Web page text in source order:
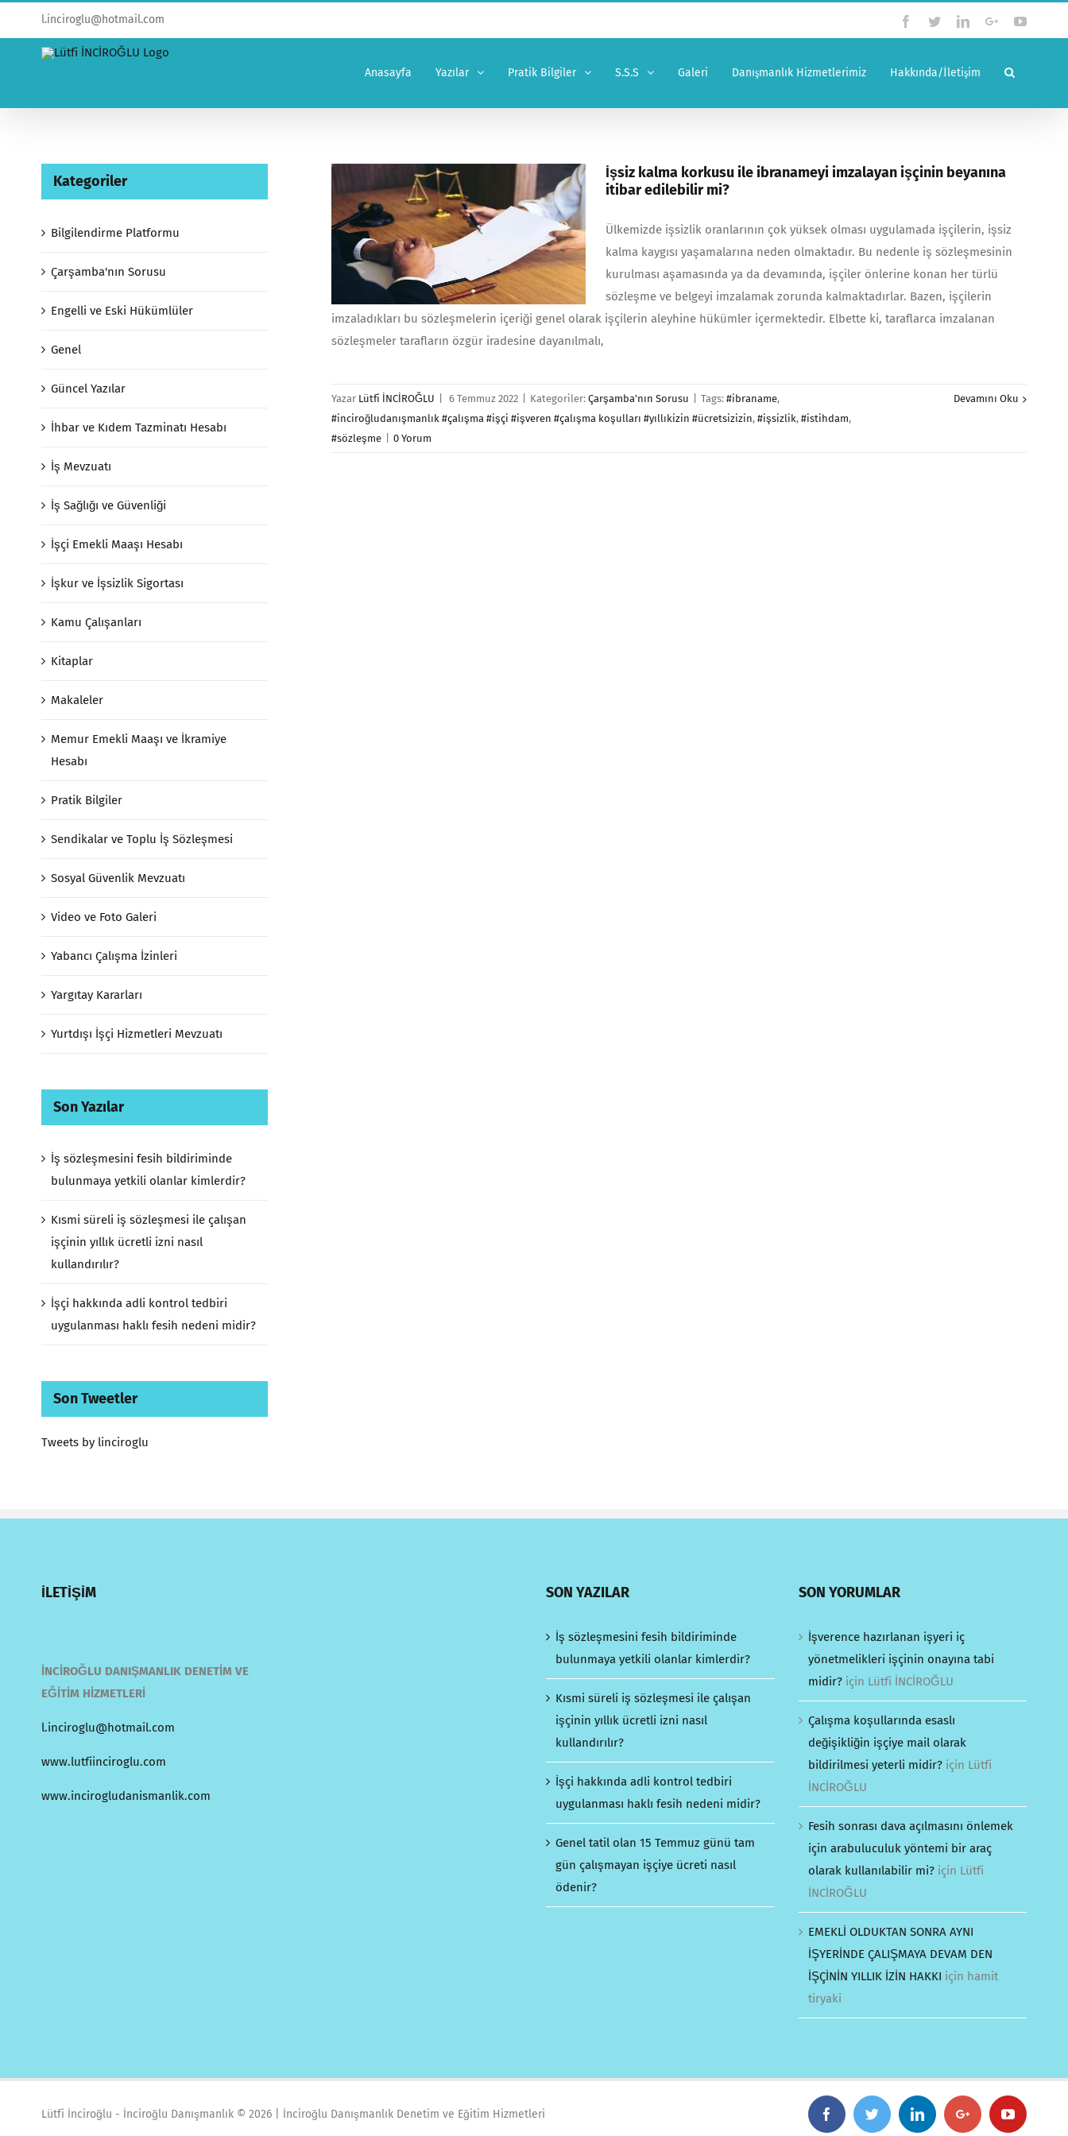
l.inciroglu@hotmail.com Facebook
TwitterLinkedinGoogle+
Anasayfa Yazılar Pratik Bilgiler S.S.S Galeri Danışmanlık Hizmetlerimiz Hakkında/İletişim
İşsiz kalma korkusu ile ibranameyi imzalayan işçinin beyanına
itibar edilebilir mi?
Ülkemizde işsizlik oranlarının çok yüksek olması uygulamada işçilerin, işsiz
kalma kaygısı yaşamalarına neden olmaktadır. Bu nedenle iş sözleşmesinin
kurulması aşamasında ya da devamında, işçiler önlerine konan her türlü
sözleşme ve belgeyi imzalamak zorunda kalmaktadırlar. Bazen, işçilerin
imzaladıkları bu sözleşmelerin içeriği genel olarak işçilerin aleyhine hükümler içermektedir. Elbette ki, taraflarca imzalanan
sözleşmeler tarafların özgür iradesine dayanılmalı,
Yazar Lütfi İNCİROĞLU 6 Temmuz 2022 Kategoriler:Çarşamba'nın Sorusu Tags:#ibraname,
#inciroğludanışmanlık #çalışma #işçi #işveren #çalışma koşulları #yıllıkizin #ücretsizizin,#işsizlik,#istihdam,
#sözleşme
0 Yorum
Devamını Oku
Kategoriler
Bilgilendirme Platformu
Çarşamba'nın Sorusu
Engelli ve Eski Hükümlüler
Genel
Güncel Yazılar
İhbar ve Kıdem Tazminatı Hesabı
İş Mevzuatı
İş Sağlığı ve Güvenliği
İşçi Emekli Maaşı Hesabı
İşkur ve İşsizlik Sigortası
Kamu Çalışanları
Kitaplar
Makaleler
Memur Emekli Maaşı ve İkramiye
Hesabı
Pratik Bilgiler
Sendikalar ve Toplu İş Sözleşmesi
Sosyal Güvenlik Mevzuatı
Video ve Foto Galeri
Yabancı Çalışma İzinleri
Yargıtay Kararları
Yurtdışı İşçi Hizmetleri Mevzuatı
Son Yazılar
İş sözleşmesini fesih bildiriminde
bulunmaya yetkili olanlar kimlerdir?
Kısmi süreli iş sözleşmesi ile çalışan
işçinin yıllık ücretli izni nasıl
kullandırılır?
İşçi hakkında adli kontrol tedbiri
uygulanması haklı fesih nedeni midir?
Son Tweetler
Tweets by linciroglu
İLETİŞİM
İNCİROĞLU DANIŞMANLIK DENETİM VE
EĞİTİM HİZMETLERİ
l.inciroglu@hotmail.com
www.lutfiinciroglu.com
www.incirogludanismanlik.com
SON YAZILAR
İş sözleşmesini fesih bildiriminde
bulunmaya yetkili olanlar kimlerdir?
Kısmi süreli iş sözleşmesi ile çalışan
işçinin yıllık ücretli izni nasıl
kullandırılır?
İşçi hakkında adli kontrol tedbiri
uygulanması haklı fesih nedeni midir?
Genel tatil olan 15 Temmuz günü tam
gün çalışmayan işçiye ücreti nasıl
ödenir?
SON YORUMLAR
İşverence hazırlanan işyeri iç
yönetmelikleri işçinin onayına tabi
midir?için Lütfi İNCİROĞLU
Çalışma koşullarında esaslı
değişikliğin işçiye mail olarak
bildirilmesi yeterli midir?için Lütfi
İNCİROĞLU
Fesih sonrası dava açılmasını önlemek
için arabuluculuk yöntemi bir araç
olarak kullanılabilir mi?için Lütfi
İNCİROĞLU
EMEKLİ OLDUKTAN SONRA AYNI
İŞYERİNDE ÇALIŞMAYA DEVAM DEN
İŞÇİNİN YILLIK İZİN HAKKI için hamit
tiryaki
Lütfi İnciroğlu - İnciroğlu Danışmanlık © 2026 | İnciroğlu Danışmanlık Denetim ve Eğitim Hizmetleri FacebookTwitter LinkedinGoogle+YouTube